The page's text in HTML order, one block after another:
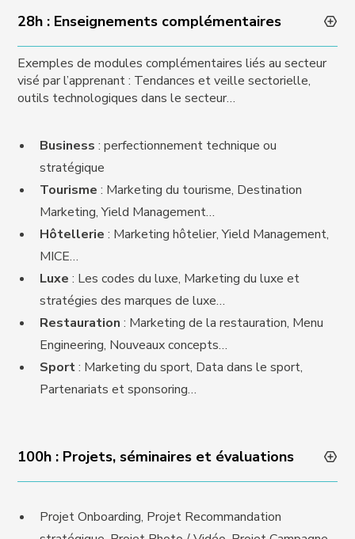
28h : Enseignements complémentaires
Exemples de modules complémentaires liés au secteur
visé par l’apprenant : Tendances et veille sectorielle,
outils technologiques dans le secteur…
Business: perfectionnement technique ou
stratégique
Tourisme : Marketing du tourisme, Destination
Marketing, Yield Management…
Hôtellerie: Marketing hôtelier, Yield Management,
MICE…
Luxe: Les codes du luxe, Marketing du luxe et
stratégies des marques de luxe…
Restauration: Marketing de la restauration, Menu
Engineering, Nouveaux concepts…
Sport: Marketing du sport, Data dans le sport,
Partenariats et sponsoring…
100h : Projets, séminaires et évaluations
Projet Onboarding, Projet Recommandation